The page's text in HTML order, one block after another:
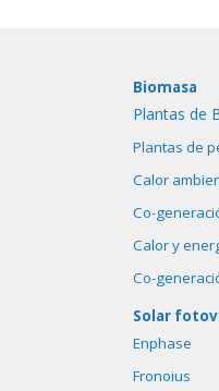
Biomasa
Plantas de
Plantas de
Calor
Co-
Calor y
Co-
Solar
Enphase
Fronoius